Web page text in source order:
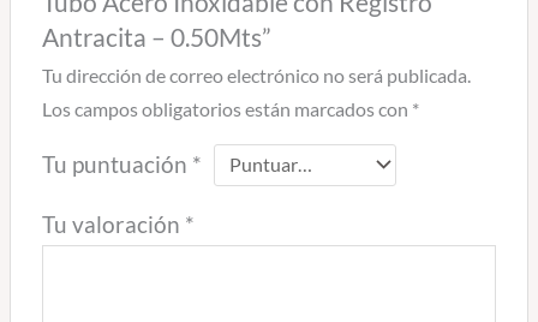
Antracita – 0.50Mts”
Tu dirección de correo electrónico no será publicada.
Los campos obligatorios están marcados con *
Tu puntuación *
Tu valoración *